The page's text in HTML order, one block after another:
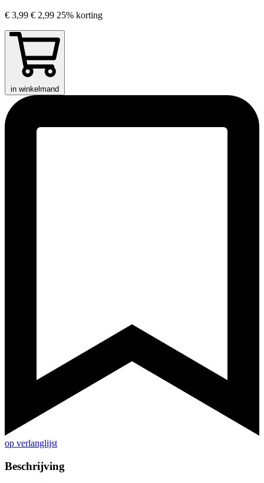
€ 3,99 € 2,99 25% korting
in winkelmand
op verlanglijst
Beschrijving